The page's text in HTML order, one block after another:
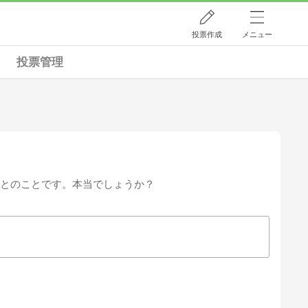
投票作成 メニュー
投票管理
のことです。本当でしょうか？